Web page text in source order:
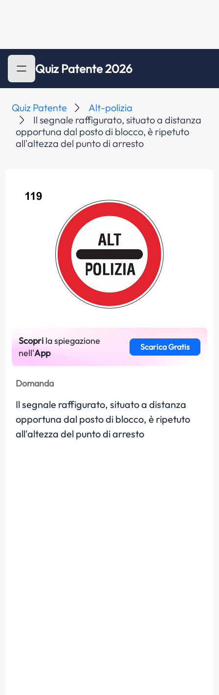
Quiz Patente 2026
Quiz Patente
Alt-polizia
Il segnale raffigurato, situato a distanza
opportuna dal posto di blocco, è ripetuto
all'altezza del punto di arresto
Scopri la spiegazione
nell'App
Scarica Gratis
Domanda
Il segnale raffigurato, situato a distanza
opportuna dal posto di blocco, è ripetuto
all'altezza del punto di arresto